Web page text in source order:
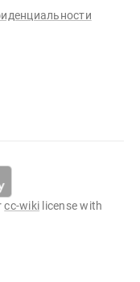
cc-wiki license with